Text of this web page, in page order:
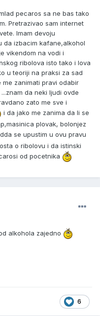
pecaros sa ne bas tako
Pretrazivao sam internet
Imam devoju
da izbacim kafane,alkohol
vikendom na vodi i
ribolova isto tako i lova
u teoriji na praksi za sad
zanimati pravi odabir
da neki ljudi ovde
zato me sve i
i da jako me zanima da li se
plovak, bolonjez
se upustim u ovu pravu
o ribolovu i da istinski
od pocetnika
alkohola zajedno
6